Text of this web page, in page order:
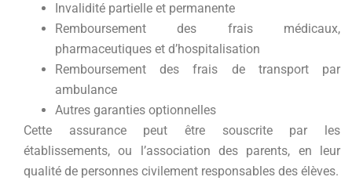
Invalidité partielle et permanente
Remboursement des frais médicaux,
pharmaceutiques et d’hospitalisation
Remboursement des frais de transport par
ambulance
Autres garanties optionnelles
Cette assurance peut être souscrite par les
établissements, ou l’association des parents, en leur
qualité de personnes civilement responsables des élèves.